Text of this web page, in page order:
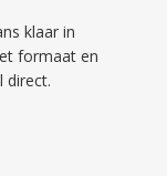
klaar in
formaat en
direct.